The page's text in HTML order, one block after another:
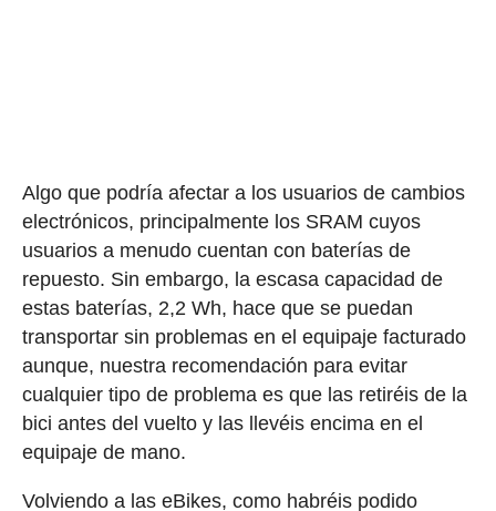
Algo que podría afectar a los usuarios de cambios
electrónicos, principalmente los SRAM cuyos
usuarios a menudo cuentan con baterías de
repuesto. Sin embargo, la escasa capacidad de
estas baterías, 2,2 Wh, hace que se puedan
transportar sin problemas en el equipaje facturado
aunque, nuestra recomendación para evitar
cualquier tipo de problema es que las retiréis de la
bici antes del vuelto y las llevéis encima en el
equipaje de mano.
Volviendo a las eBikes, como habréis podido